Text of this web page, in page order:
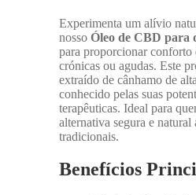
Experimenta um alívio
nossoÓleo de CBD para
para proporcionar conforto
crónicas ou agudas. Este
extraído de cânhamo de
conhecido pelas suas
terapêuticas. Ideal para
alternativa segura e natural
tradicionais.
Benefícios